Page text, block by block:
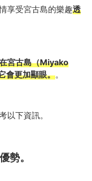
享受宮古島的樂趣透
宮古島（Miyako
會更加顯眼。。
以下資訊。
勢。